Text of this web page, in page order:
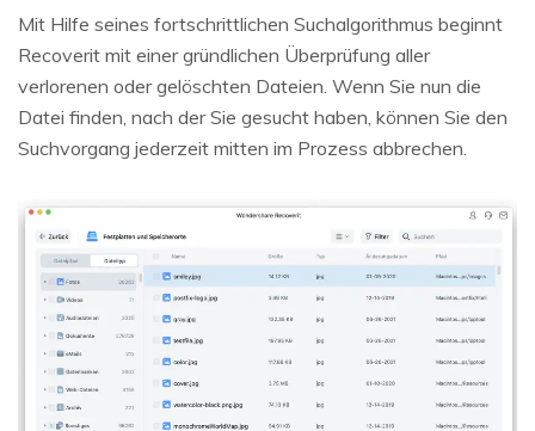
Mit Hilfe seines fortschrittlichen Suchalgorithmus beginnt
Recoverit mit einer gründlichen Überprüfung aller
verlorenen oder gelöschten Dateien. Wenn Sie nun die
Datei finden, nach der Sie gesucht haben, können Sie den
Suchvorgang jederzeit mitten im Prozess abbrechen.